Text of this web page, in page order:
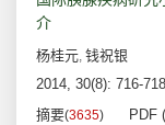
介
杨桂元, 钱祝银
2014, 30(8): 716-
摘要(3635) PDF